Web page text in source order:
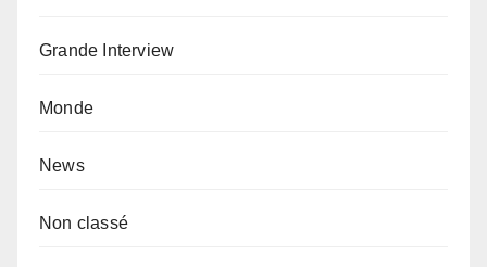
Grande Interview
Monde
News
Non classé